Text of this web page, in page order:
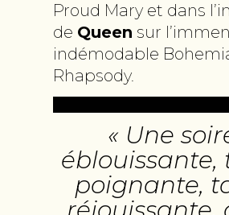
Proud Mary et dans
de Queen sur
indémodable
Rhapsody.
« Une
poignante,